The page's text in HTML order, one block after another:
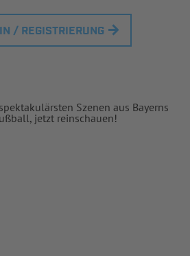
/ REGISTRIERUNG
Szenen aus Bayerns
jetzt reinschauen!